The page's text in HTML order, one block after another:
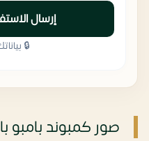
إرسال
🔒
صور كمبوند بامبو بالم